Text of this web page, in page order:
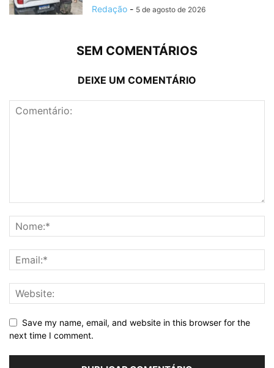
Redação - 5 de agosto de 2026
SEM COMENTÁRIOS
DEIXE UM COMENTÁRIO
Save my name, email, and website in this browser for the
next time I comment.